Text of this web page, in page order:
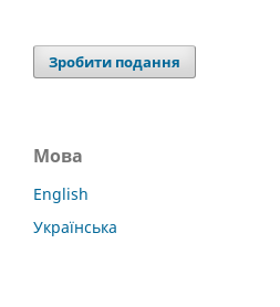
Зробити подання
Мова
English
Українська